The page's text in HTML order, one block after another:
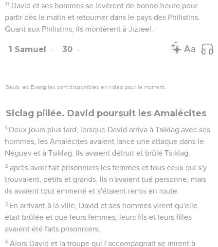
11 David et ses hommes se levèrent de bonne heure pour
partir dès le matin et retourner dans le pays des Philistins.
Quant aux Philistins, ils montèrent à Jizreel.
1 Samuel 30
Seuls les Évangiles sont disponibles en vidéo pour le moment.
Siclag pillée. David poursuit les Amalécites
1 Deux jours plus tard, lorsque David arriva à Tsiklag avec ses
hommes, les Amalécites avaient lancé une attaque dans le
Néguev et à Tsiklag. Ils avaient détruit et brûlé Tsiklag,
2 après avoir fait prisonniers les femmes et tous ceux qui s'y
trouvaient, petits et grands. Ils n'avaient tué personne, mais
ils avaient tout emmené et s'étaient remis en route.
3 En arrivant à la ville, David et ses hommes virent qu'elle
était brûlée et que leurs femmes, leurs fils et leurs filles
avaient été faits prisonniers.
4 Alors David et la troupe qui l’accompagnait se mirent à